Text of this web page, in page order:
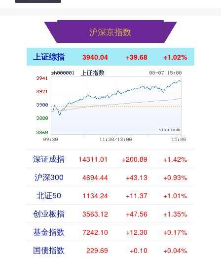
沪深京指数
上证综指 3940.04 +39.68 +1.02%
深证成指 14311.01 +200.89 +1.42%
沪深300 4694.44 +43.13 +0.93%
北证50 1134.24 +11.37 +1.01%
创业板指 3563.12 +47.56 +1.35%
基金指数 7242.10 +12.30 +0.17%
国债指数 229.69 +0.10 +0.04%